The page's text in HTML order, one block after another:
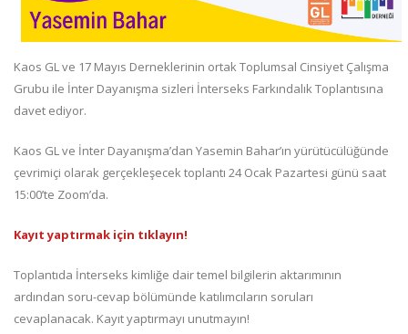
Kaos GL ve 17 Mayıs Derneklerinin ortak Toplumsal Cinsiyet Çalışma
Grubu ile İnter Dayanışma sizleri İnterseks Farkındalık Toplantısına
davet ediyor.
Kaos GL ve İnter Dayanışma’dan Yasemin Bahar’ın yürütücülüğünde
çevrimiçi olarak gerçekleşecek toplantı 24 Ocak Pazartesi günü saat
15:00’te Zoom’da.
Kayıt yaptırmak için tıklayın!
Toplantıda İnterseks kimliğe dair temel bilgilerin aktarımının
ardından soru-cevap bölümünde katılımcıların soruları
cevaplanacak. Kayıt yaptırmayı unutmayın!